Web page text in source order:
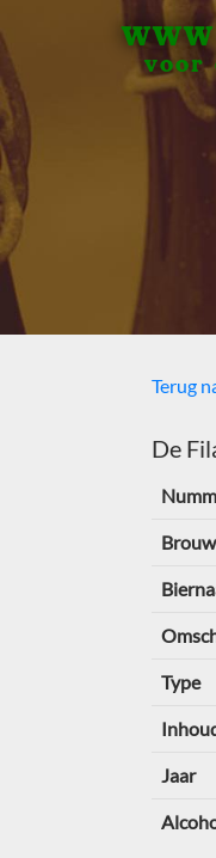
voor
Terug
De
Type
Jaar